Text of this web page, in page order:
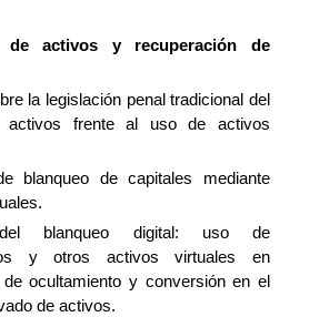
de activos y recuperación de
la legislación penal tradicional del
activos frente al uso de activos
blanqueo de capitales mediante
blanqueo digital: uso de
y otros activos virtuales en
ocultamiento y conversión en el
de activos.